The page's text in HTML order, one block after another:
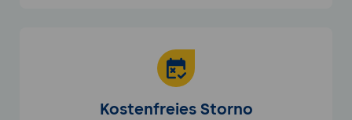
Kostenfreies Storno